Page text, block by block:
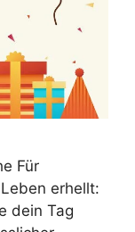
Für
erhellt:
dein Tag